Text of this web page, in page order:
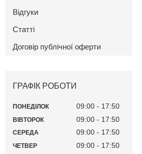
Відгуки
Статті
Договір публічної оферти
ГРАФІК РОБОТИ
ПОНЕДІЛОК 09:00 17:50
ВІВТОРОК 09:00 17:50
СЕРЕДА 09:00 17:50
ЧЕТВЕР 09:00 17:50